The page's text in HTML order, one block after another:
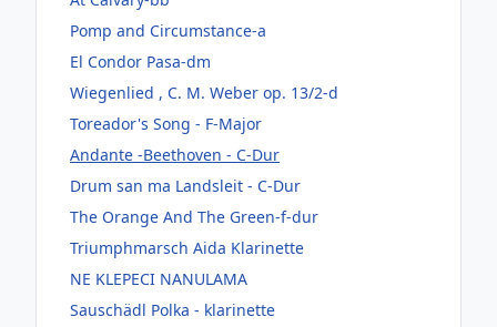
Pomp and Circumstance-a
El Condor Pasa-dm
Wiegenlied , C. M. Weber op. 13/2-d
Toreador's Song - F-Major
Andante -Beethoven - C-Dur
Drum san ma Landsleit - C-Dur
The Orange And The Green-f-dur
Triumphmarsch Aida Klarinette
NE KLEPECI NANULAMA
Sauschädl Polka - klarinette